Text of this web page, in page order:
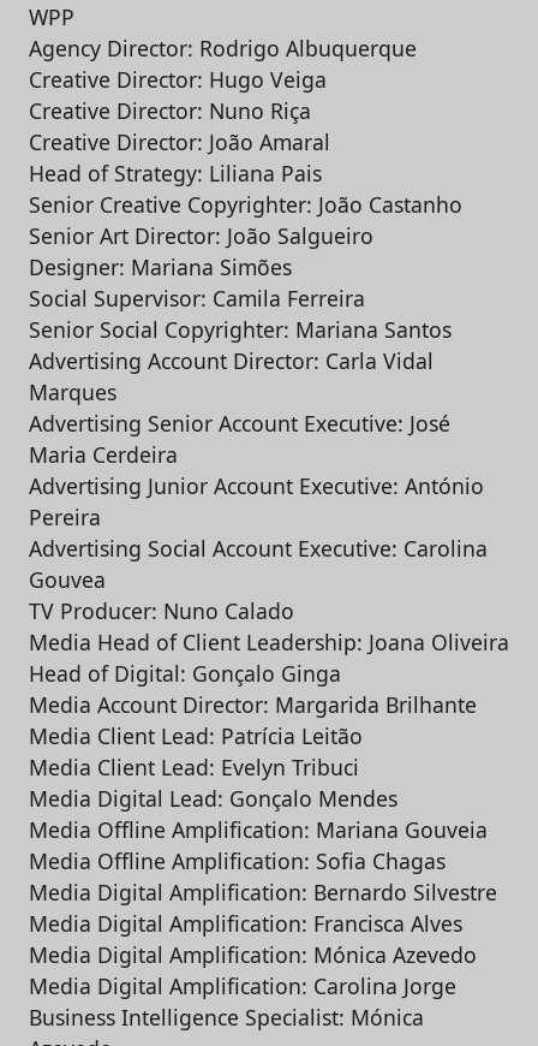
WPP
Agency Director: Rodrigo Albuquerque
Creative Director: Hugo Veiga
Creative Director: Nuno Riça
Creative Director: João Amaral
Head of Strategy: Liliana Pais
Senior Creative Copyrighter: João Castanho
Senior Art Director: João Salgueiro
Designer: Mariana Simões
Social Supervisor: Camila Ferreira
Senior Social Copyrighter: Mariana Santos
Advertising Account Director: Carla Vidal
Marques
Advertising Senior Account Executive: José
Maria Cerdeira
Advertising Junior Account Executive: António
Pereira
Advertising Social Account Executive: Carolina
Gouvea
TV Producer: Nuno Calado
Media Head of Client Leadership: Joana Oliveira
Head of Digital: Gonçalo Ginga
Media Account Director: Margarida Brilhante
Media Client Lead: Patrícia Leitão
Media Client Lead: Evelyn Tribuci
Media Digital Lead: Gonçalo Mendes
Media Offline Amplification: Mariana Gouveia
Media Offline Amplification: Sofia Chagas
Media Digital Amplification: Bernardo Silvestre
Media Digital Amplification: Francisca Alves
Media Digital Amplification: Mónica Azevedo
Media Digital Amplification: Carolina Jorge
Business Intelligence Specialist: Mónica